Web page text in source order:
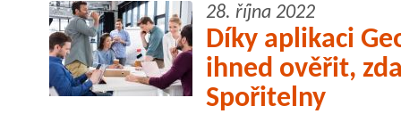
28. října 2022
Díky aplikaci
ihned ověřit,
Spořitelny